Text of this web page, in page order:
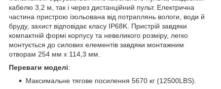
кабелю 3,2 м, так і через дистанційний пульт. Електрична
частина пристрою ізольована від потраплянь вологи, води й
бруду, захист відповідає класу IP68K. Пристрій завдяки
компактній формі корпусу та невеликого розміру, легко
монтується до силових елементів завдяки монтажним
отворам 254 мм х 114,3 мм.
Переваги моделі:
Максимальне тягове посилення 5670 кг (12500LBS).